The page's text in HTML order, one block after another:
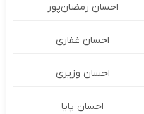
احسان رمضان‌پور
احسان غفاری
احسان وزیری
احسان پایا